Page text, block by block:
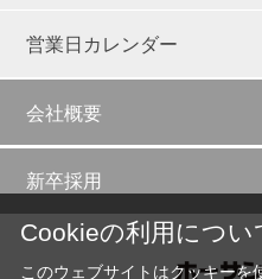
営業日カレンダー
会社概要
新卒採用
Cookieの利用につい
このウェブサイトはクッキーを